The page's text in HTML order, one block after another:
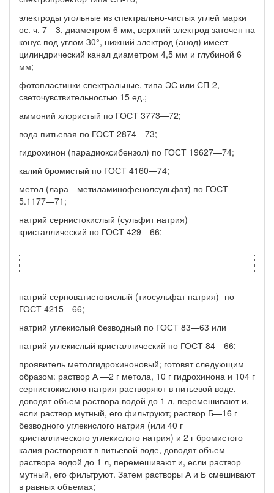
электроды угольные из спектрально-чистых углей марки
ос. ч. 7—3, диаметром 6 мм, верхний электрод заточен на
конус под уг­лом 30°, нижний электрод (анод) имеет
цилиндрический канал диаметром 4,5 мм и глубиной 6
мм;
фотопластинки спектральные, типа ЭС или СП-2,
светочувст­вительностью 15 ед.;
аммоний хлористый по ГОСТ 3773—72;
вода питьевая по ГОСТ 2874—73;
гидрохинон (парадиоксибензол) по ГОСТ 19627—74;
калий бромистый по ГОСТ 4160—74;
метол (лара—метиламинофенолсульфат) по ГОСТ
5.1177—71;
натрий сернистокислый (сульфит натрия)
кристаллический по ГОСТ 429—66;
натрий серноватистокислый (тиосульфат натрия) -по
ГОСТ 4215—66;
натрий углекислый безводный по ГОСТ 83—63 или
натрий углекислый кристаллический по ГОСТ 84—66;
проявитель метолгидрохиноновый; готовят следующим
образом: раствор А —2 г метола, 10 г гидрохинона и 104 г
сернистокис­лого натрия растворяют в питьевой воде,
доводят объем раствора водой до 1 л, перемешивают и,
если раствор мутный, его фильтру­ют; раствор Б—16 г
безводного углекислого натрия (или 40 г
кристаллического углекислого натрия) и 2 г бромистого
калия растворяют в питьевой воде, доводят объем
раствора водой до 1 л, перемешивают и, если раствор
мутный, его фильтруют. Затем рас­творы А и Б смешивают
в равных объемах;